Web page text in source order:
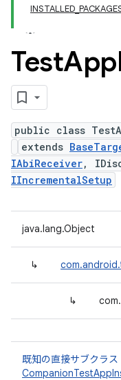
TestApp
public class
extends
IAbiReceiver,
IIncrementalSetup
java.lang.Object
↳
↳
既知の直接サブクラス